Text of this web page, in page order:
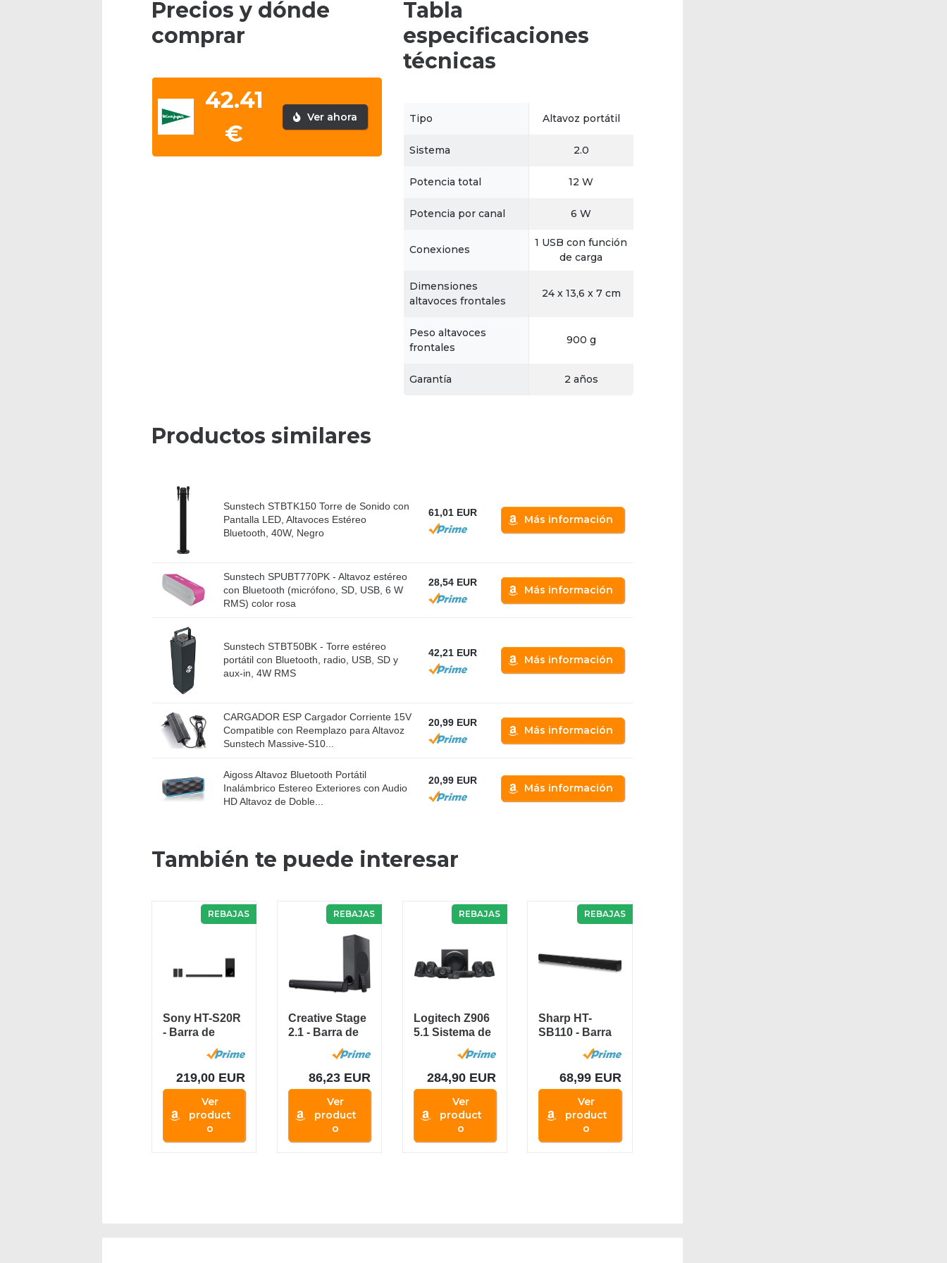
Precios y dónde
comprar
42.41
€
Ver ahora
Tabla
especificaciones
técnicas
Tipo Altavoz portátil
Sistema 2.0
Potencia total 12 W
Potencia por canal 6 W
Conexiones
1 USB con función
de carga
Dimensiones
altavoces frontales
24 x 13,6 x 7 cm
Peso altavoces
frontales
900 g
Garantía 2 años
Productos similares
Sunstech STBTK150 Torre de Sonido con
Pantalla LED, Altavoces Estéreo
Bluetooth, 40W, Negro
61,01 EUR
Más información
Sunstech SPUBT770PK - Altavoz estéreo
con Bluetooth (micrófono, SD, USB, 6 W
RMS) color rosa
28,54 EUR
Más información
Sunstech STBT50BK - Torre estéreo
portátil con Bluetooth, radio, USB, SD y
aux-in, 4W RMS
42,21 EUR
Más información
CARGADOR ESP Cargador Corriente 15V
Compatible con Reemplazo para Altavoz
Sunstech Massive-S10...
20,99 EUR
Más información
Aigoss Altavoz Bluetooth Portátil
Inalámbrico Estereo Exteriores con Audio
HD Altavoz de Doble...
20,99 EUR
Más información
También te puede interesar
REBAJAS
Sony HT-S20R
- Barra de
Sonido (5.1
Canales,...
219,00 EUR
Ver
product
o
REBAJAS
Creative Stage
2.1 - Barra de
sonido con
subwoofer...
86,23 EUR
Ver
product
o
REBAJAS
Logitech Z906
5.1 Sistema de
Altavoces
Sonido...
284,90 EUR
Ver
product
o
REBAJAS
Sharp HT-
SB110 - Barra
de sonido cine
en casa...
68,99 EUR
Ver
product
o